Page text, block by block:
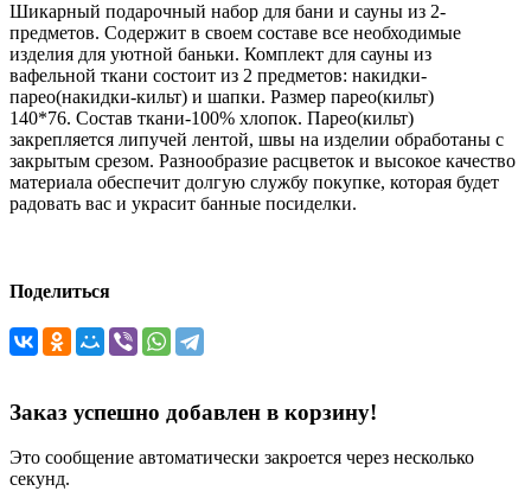
Шикарный подарочный набор для бани и сауны из 2-
предметов. Содержит в своем составе все необходимые
изделия для уютной баньки. Комплект для сауны из
вафельной ткани состоит из 2 предметов: накидки-
парео(накидки-кильт) и шапки. Размер парео(кильт)
140*76. Состав ткани-100% хлопок. Парео(кильт)
закрепляется липучей лентой, швы на изделии обработаны с
закрытым срезом. Разнообразие расцветок и высокое качество
материала обеспечит долгую службу покупке, которая будет
радовать вас и украсит банные посиделки.
Поделиться
Заказ успешно добавлен в корзину!
Это сообщение автоматически закроется через несколько
секунд.